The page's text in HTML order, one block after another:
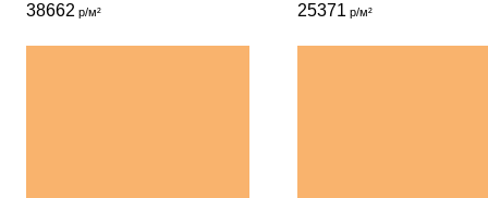
38662 р/м² 25371 р/м²